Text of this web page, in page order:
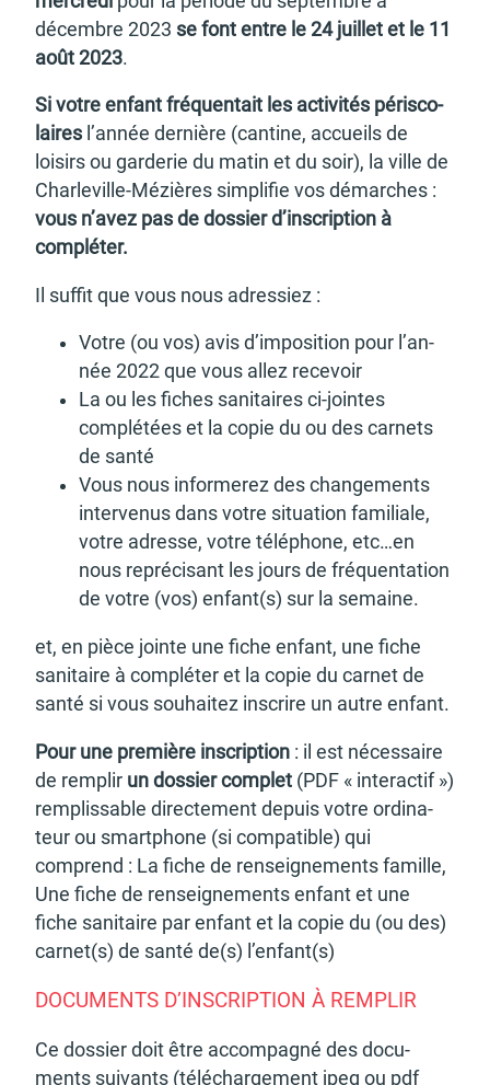
d'urbanisme
Pré-déclarer un sinistre Mon logement sécurisé
décembre 2023 se font entre le 24 juillet et le 11
août 2023.
Si votre enfant fréquen­tait les acti­vi­tés péri­sco­
laires l’an­née dernière (cantine, accueils de
loisirs ou garde­rie du matin et du soir), la ville de
Char­le­ville-Mézières simpli­fie vos démarches :
vous n’avez pas de dossier d’ins­crip­tion à
complé­ter.
Il suffit que vous nous adres­siez :
Votre (ou vos) avis d’im­po­si­tion pour l’an­
née 2022 que vous allez rece­voir
La ou les fiches sani­taires ci-jointes
complé­tées et la copie du ou des carnets
de santé
Vous nous infor­me­rez des chan­ge­ments
inter­ve­nus dans votre situa­tion fami­liale,
votre adresse, votre télé­phone, etc…en
nous repré­ci­sant les jours de fréquen­ta­tion
de votre (vos) enfant(s) sur la semaine.
et, en pièce jointe une fiche enfant, une fiche
sani­taire à complé­ter et la copie du carnet de
santé si vous souhai­tez inscrire un autre enfant.
Pour une première inscrip­tion : il est néces­saire
de remplir un dossier complet (PDF « inter­ac­tif »)
remplis­sable direc­te­ment depuis votre ordi­na­
teur ou smart­phone (si compa­tible) qui
comprend : La fiche de rensei­gne­ments famille,
Une fiche de rensei­gne­ments enfant et une
fiche sani­taire par enfant et la copie du (ou des)
carnet(s) de santé de(s) l’en­fant(s)
DOCU­MENTS D’INS­CRIP­TION À REMPLIR
Ce dossier doit être accom­pa­gné des docu­
ments suivants (télé­char­ge­ment jpeg ou pdf